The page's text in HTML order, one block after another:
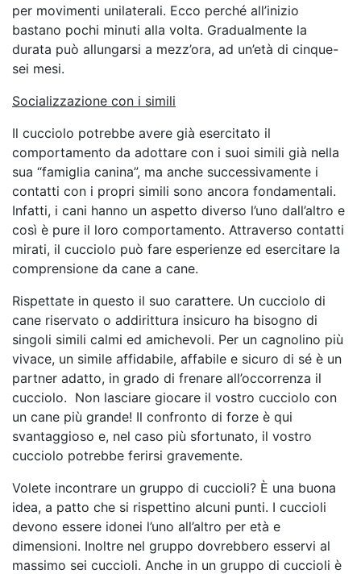
per movimenti unilaterali. Ecco perché all’inizio
bastano pochi minuti alla volta. Gradualmente la
durata può allungarsi a mezz’ora, ad un’età di cinque-
sei mesi.
Socializzazione con i simili
Il cucciolo potrebbe avere già esercitato il
comportamento da adottare con i suoi simili già nella
sua “famiglia canina”, ma anche successivamente i
contatti con i propri simili sono ancora fondamentali.
Infatti, i cani hanno un aspetto diverso l’uno dall’altro e
così è pure il loro comportamento. Attraverso contatti
mirati, il cucciolo può fare esperienze ed esercitare la
comprensione da cane a cane.
Rispettate in questo il suo carattere. Un cucciolo di
cane riservato o addirittura insicuro ha bisogno di
singoli simili calmi ed amichevoli. Per un cagnolino più
vivace, un simile affidabile, affabile e sicuro di sé è un
partner adatto, in grado di frenare all’occorrenza il
cucciolo. Non lasciare giocare il vostro cucciolo con
un cane più grande! Il confronto di forze è qui
svantaggioso e, nel caso più sfortunato, il vostro
cucciolo potrebbe ferirsi gravemente.
Volete incontrare un gruppo di cuccioli? È una buona
idea, a patto che si rispettino alcuni punti. I cuccioli
devono essere idonei l’uno all’altro per età e
dimensioni. Inoltre nel gruppo dovrebbero esservi al
massimo sei cuccioli. Anche in un gruppo di cuccioli è